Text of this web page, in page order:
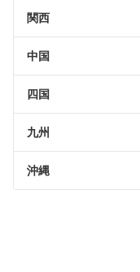
関西
中国
四国
九州
沖縄